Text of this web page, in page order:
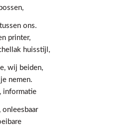
ons.
printer,
huisstijl,
wij beiden,
nemen.
informatie